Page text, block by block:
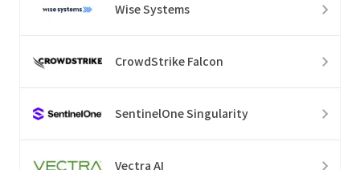
Wise Systems
CrowdStrike Falcon
SentinelOne Singularity
Vectra AI